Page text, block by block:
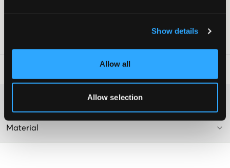
Show details
Allow all
Allow selection
Mer information om tvättråd
Material